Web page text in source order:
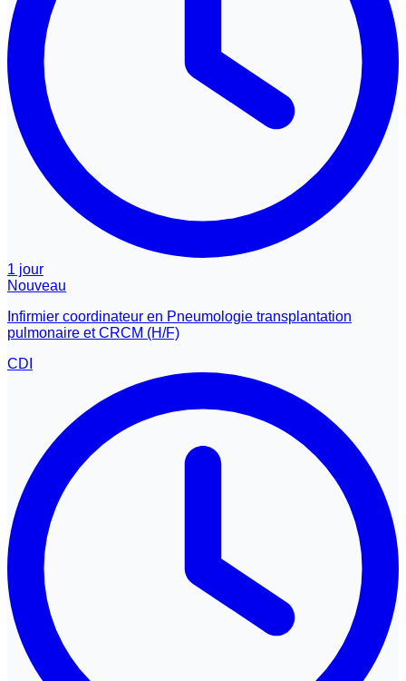
1 jour
Nouveau
Infirmier coordinateur en Pneumologie transplantation
pulmonaire et CRCM (H/F)
CDI